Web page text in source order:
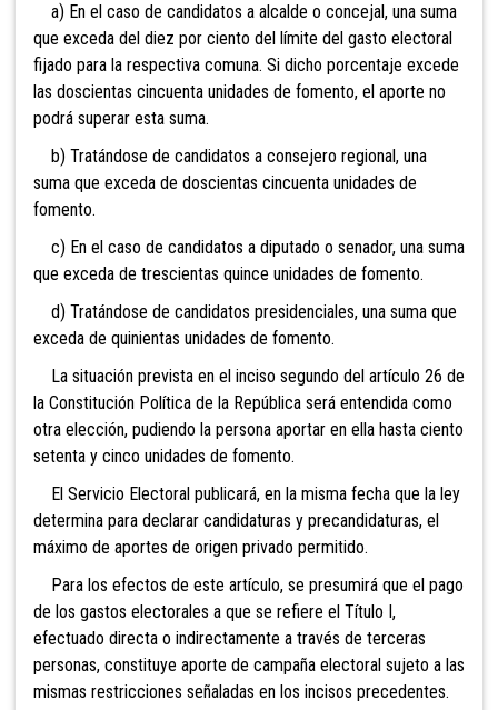
a) En el caso de candidatos a alcalde o concejal, una suma
que exceda del diez por ciento del límite del gasto electoral
fijado para la respectiva comuna. Si dicho porcentaje excede
las doscientas cincuenta unidades de fomento, el aporte no
podrá superar esta suma.
b) Tratándose de candidatos a consejero regional, una
suma que exceda de doscientas cincuenta unidades de
fomento.
c) En el caso de candidatos a diputado o senador, una suma
que exceda de trescientas quince unidades de fomento.
d) Tratándose de candidatos presidenciales, una suma que
exceda de quinientas unidades de fomento.
La situación prevista en el inciso segundo del artículo 26 de
la Constitución Política de la República será entendida como
otra elección, pudiendo la persona aportar en ella hasta ciento
setenta y cinco unidades de fomento.
El Servicio Electoral publicará, en la misma fecha que la ley
determina para declarar candidaturas y precandidaturas, el
máximo de aportes de origen privado permitido.
Para los efectos de este artículo, se presumirá que el pago
de los gastos electorales a que se refiere el Título I,
efectuado directa o indirectamente a través de terceras
personas, constituye aporte de campaña electoral sujeto a las
mismas restricciones señaladas en los incisos precedentes.